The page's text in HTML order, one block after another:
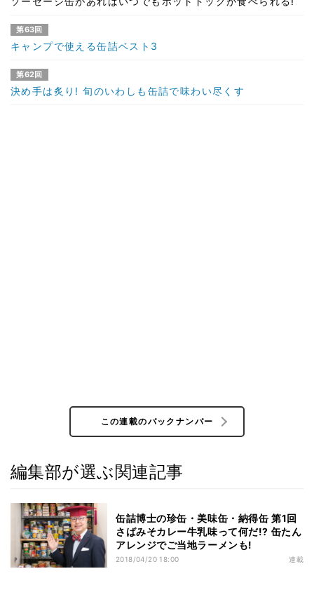
第63回
キャンプで使える缶詰ベスト3
第62回
決め手は炙り! 旬のいわしも缶詰で味わい尽くす
この連載のバックナンバー
編集部が選ぶ関連記事
缶詰博士の珍缶・美味缶・納得缶 第1回
さばみそカレー牛乳味って何だ!? 缶たん
アレンジでご当地ラーメンも!
2018/04/20 18:00 連載